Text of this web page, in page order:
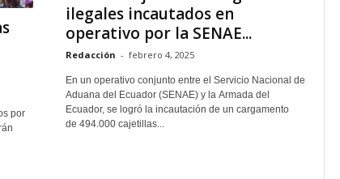
por
ilegales incautados en
operativo por la SENAE...
Redacción - febrero 4, 2025
En un operativo conjunto entre el Servicio Nacional de
Aduana del Ecuador (SENAE) y la Armada del
Ecuador, se logró la incautación de un cargamento
de 494.000 cajetillas...